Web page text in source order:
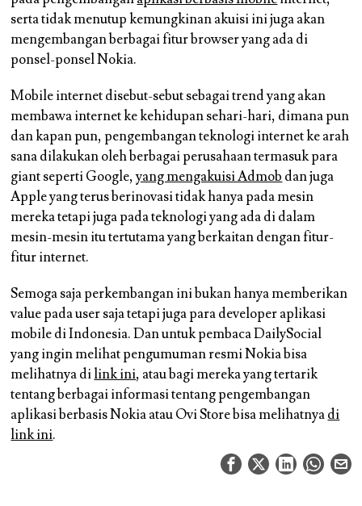
serta tidak menutup kemungkinan akuisi ini juga akan
mengembangan berbagai fitur browser yang ada di
ponsel-ponsel Nokia.
Mobile internet disebut-sebut sebagai trend yang akan
membawa internet ke kehidupan sehari-hari, dimana pun
dan kapan pun, pengembangan teknologi internet ke arah
sana dilakukan oleh berbagai perusahaan termasuk para
giant seperti Google,yang mengakuisi Admob dan juga
Apple yang terus berinovasi tidak hanya pada mesin
mereka tetapi juga pada teknologi yang ada di dalam
mesin-mesin itu tertutama yang berkaitan dengan fitur-
fitur internet.
Semoga saja perkembangan ini bukan hanya memberikan
value pada user saja tetapi juga para developer aplikasi
mobile di Indonesia. Dan untuk pembaca DailySocial
yang ingin melihat pengumuman resmi Nokia bisa
melihatnya dilink ini, atau bagi mereka yang tertarik
tentang berbagai informasi tentang pengembangan
aplikasi berbasis Nokia atau Ovi Store bisa melihatnyadi
link ini.